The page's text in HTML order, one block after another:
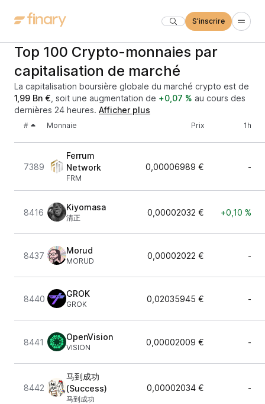
S'inscrire
Top 100 Crypto-monnaies par
capitalisation de marché
La capitalisation boursière globale du marché crypto est de
1,99 Bn € , soit une augmentation de +0,07 % au cours des
dernières 24 heures. Afficher plus
# Monnaie Prix 1h
7389
Ferrum
Network
FRM
0,00006989 € -
8416
Kiyomasa
清正
0,00002032 € +0,10 %
8437
Morud
MORUD
0,00002022 € -
8440
GROK
GROK
0,02035945 € -
8441
OpenVision
VISION
0,00002009 € -
8442
马到成功
(Success)
马到成功
0,00002034 € -